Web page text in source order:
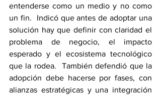
entenderse como un medio y no como
un fin.  Indicó que antes de adoptar una
solución hay que definir con claridad el
problema de negocio, el impacto
esperado y el ecosistema tecnológico
que la rodea.  También defendió que la
adopción debe hacerse por fases, con
alianzas estratégicas y una integración